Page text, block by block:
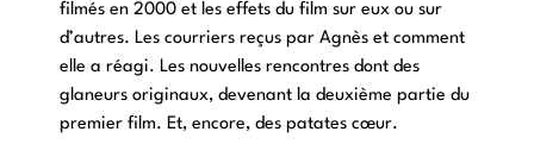
filmés en 2000 et les effets du film sur eux ou sur
d’autres. Les courriers reçus par Agnès et comment
elle a réagi. Les nouvelles rencontres dont des
glaneurs originaux, devenant la deuxième partie du
premier film. Et, encore, des patates cœur.